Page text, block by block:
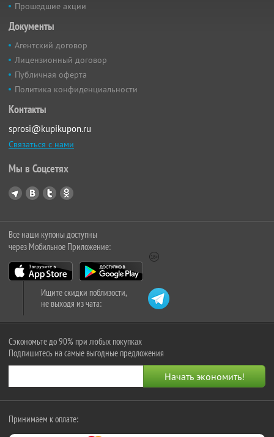
Прошедшие акции
Документы
Агентский договор
Лицензионный договор
Публичная оферта
Политика конфиденциальности
Контакты
sprosi@kupikupon.ru
Связаться с нами
Мы в Соцсетях
Все наши купоны доступны
через Мобильное Приложение:
Ищите скидки поблизости,
не выходя из чата:
Сэкономьте до 90% при любых покупках
Подпишитесь на самые выгодные предложения
Принимаем к оплате: